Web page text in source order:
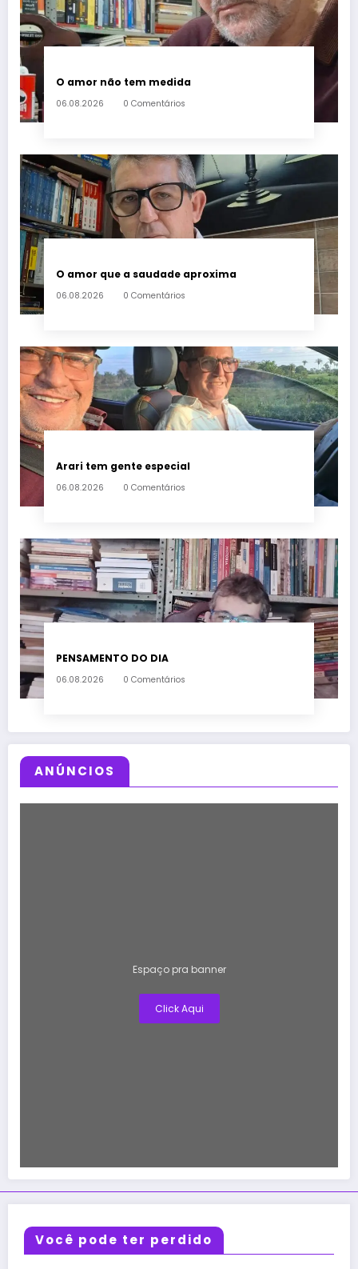
O amor não tem medida
06.08.2026 0 Comentários
O amor que a saudade aproxima
06.08.2026 0 Comentários
Arari tem gente especial
06.08.2026 0 Comentários
PENSAMENTO DO DIA
06.08.2026 0 Comentários
ANÚNCIOS
Espaço pra banner
Click Aqui
Você pode ter perdido